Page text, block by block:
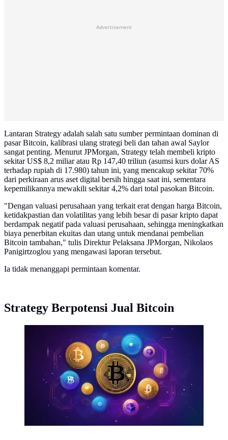
Advertisement
Lantaran Strategy adalah salah satu sumber permintaan dominan di
pasar Bitcoin, kalibrasi ulang strategi beli dan tahan awal Saylor
sangat penting. Menurut JPMorgan, Strategy telah membeli kripto
sekitar US$ 8,2 miliar atau Rp 147,40 triliun (asumsi kurs dolar AS
terhadap rupiah di 17.980) tahun ini, yang mencakup sekitar 70%
dari perkiraan arus aset digital bersih hingga saat ini, sementara
kepemilikannya mewakili sekitar 4,2% dari total pasokan Bitcoin.
"Dengan valuasi perusahaan yang terkait erat dengan harga Bitcoin,
ketidakpastian dan volatilitas yang lebih besar di pasar kripto dapat
berdampak negatif pada valuasi perusahaan, sehingga meningkatkan
biaya penerbitan ekuitas dan utang untuk mendanai pembelian
Bitcoin tambahan," tulis Direktur Pelaksana JPMorgan, Nikolaos
Panigirtzoglou yang mengawasi laporan tersebut.
Ia tidak menanggapi permintaan komentar.
Strategy Berpotensi Jual Bitcoin
Ilustrasi kripto (Foto By AI)